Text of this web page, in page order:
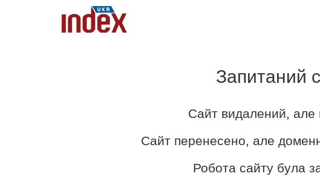
Запитаний
Сайт видалений, але
Сайт перенесено, але
Робота сайту була